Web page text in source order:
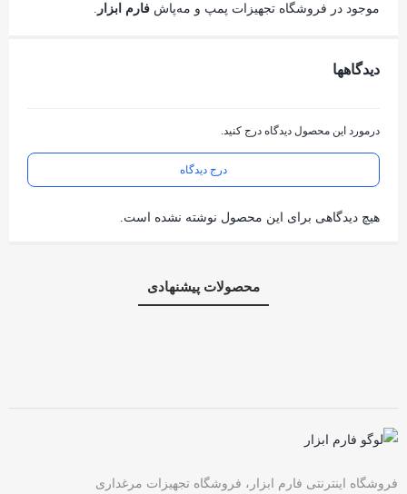
موجود در فروشگاه تجهیزات پمپ و مه‌پاش فارم ابزار
دیدگاهها
درمورد این محصول دیدگاه درج کنید.
درج دیدگاه
هیچ دیدگاهی برای این محصول نوشته نشده است.
محصولات پیشنهادی
فروشگاه اینترنتی فارم ابزار، فروشگاه تجهیزات مرغداری